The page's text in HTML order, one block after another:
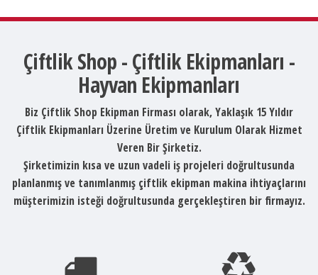
Çiftlik Shop - Çiftlik Ekipmanları -
Hayvan Ekipmanları
Biz Çiftlik Shop Ekipman Firması olarak, Yaklaşık 15 Yıldır
Çiftlik Ekipmanları Üzerine Üretim ve Kurulum Olarak Hizmet
Veren Bir Şirketiz.
Şirketimizin kısa ve uzun vadeli iş projeleri doğrultusunda
planlanmış ve tanımlanmış çiftlik ekipman makina ihtiyaçlarını
müşterimizin isteği doğrultusunda gerçekleştiren bir firmayız.